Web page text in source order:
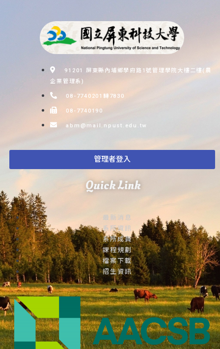
91201 屏東縣內埔鄉學府路1號管理學院大樓二樓(農
企業管理系)
08-7740201轉7830
08-7740190
abm@mail.npust.edu.tw
管理者登入
Quick Link
最新消息
系所資訊
系所成員
課程規劃
檔案下載
招生資訊